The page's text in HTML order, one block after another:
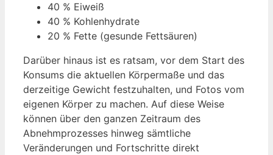
40 % Eiweiß
40 % Kohlenhydrate
20 % Fette (gesunde Fettsäuren)
Darüber hinaus ist es ratsam, vor dem Start des
Konsums die aktuellen Körpermaße und das
derzeitige Gewicht festzuhalten, und Fotos vom
eigenen Körper zu machen. Auf diese Weise
können über den ganzen Zeitraum des
Abnehmprozesses hinweg sämtliche
Veränderungen und Fortschritte direkt